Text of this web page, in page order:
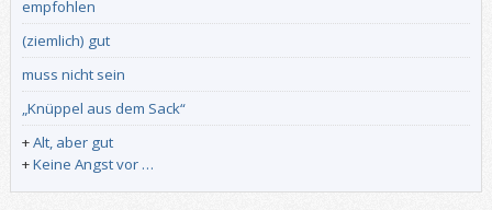
empfohlen
(ziemlich) gut
muss nicht sein
„Knüppel aus dem Sack“
+Alt, aber gut
+Keine Angst vor …